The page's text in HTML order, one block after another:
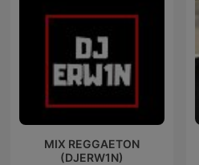
MIX REGGAETON
(DJERW1N)